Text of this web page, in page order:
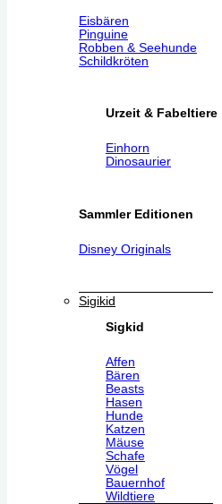
Eisbären
Pinguine
Robben & Seehunde
Schildkröten
Urzeit & Fabeltiere
Einhorn
Dinosaurier
Sammler Editionen
Disney Originals
Sigikid
Sigkid
Affen
Bären
Beasts
Hasen
Hunde
Katzen
Mäuse
Schafe
Vögel
Bauernhof
Wildtiere